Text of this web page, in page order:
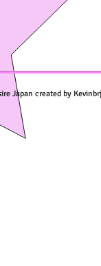
Japan created by